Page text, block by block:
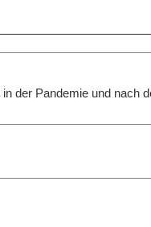
der Pandemie und nach